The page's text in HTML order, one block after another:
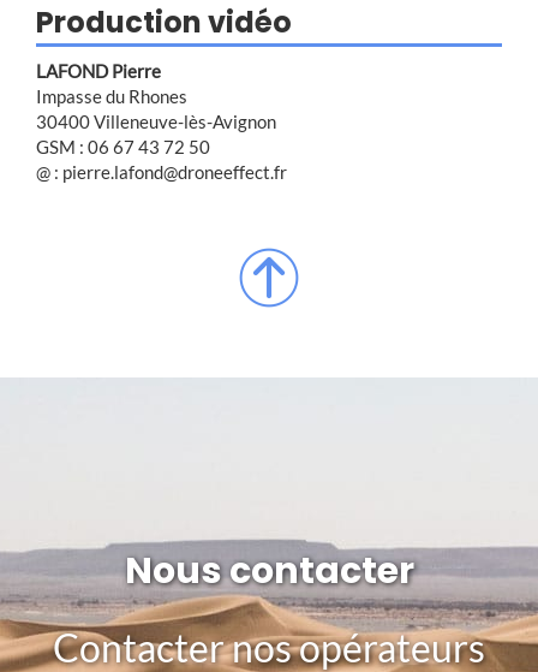
Production vidéo
LAFOND Pierre
Impasse du Rhones
30400 Villeneuve-lès-Avignon
GSM : 06 67 43 72 50
@ : pierre.lafond@droneeffect.fr
Nous contacter
Contacter nos opérateurs